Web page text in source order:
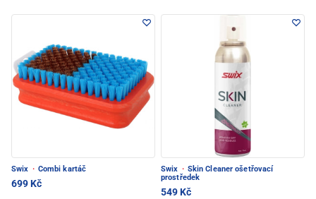
Swix · Combi kartáč
699 Kč
Swix · Skin Cleaner ošetřovací
prostředek
549 Kč